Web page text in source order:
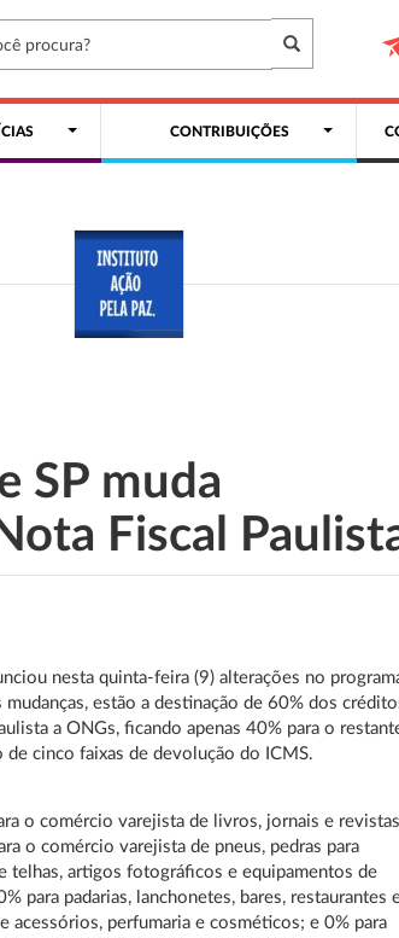
CONTRIBUIÇÕES
SP muda
Fiscal
nesta quinta-feira (9) alterações no
mudanças, estão a destinação de 60% dos
a ONGs, ficando apenas 40% para o
de cinco faixas de devolução do ICMS.
o comércio varejista de livros, jornais e
o comércio varejista de pneus, pedras para
telhas, artigos fotográficos e equipamentos de
para padarias, lanchonetes, bares, restaurantes
acessórios, perfumaria e cosméticos; e 0% para